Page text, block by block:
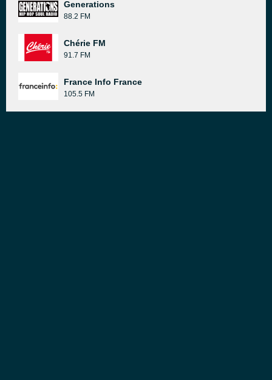
Generations
88.2 FM
Chérie FM
91.7 FM
France Info France
105.5 FM